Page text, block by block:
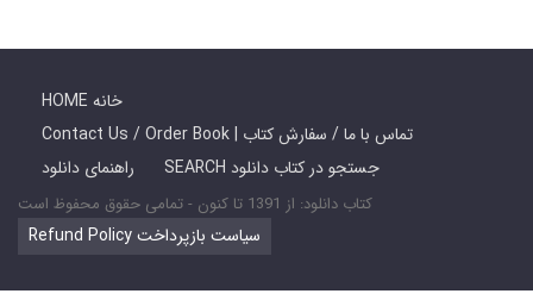
HOME خانه
Contact Us / Order Book | تماس با ما / سفارش کتاب
راهنمای دانلود
SEARCH جستجو در کتاب دانلود
کتاب دانلود: از 1391 تا کنون - تمامی حقوق محفوظ است
Refund Policy سیاست بازپرداخت